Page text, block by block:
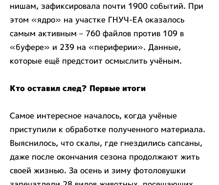
нишам, зафиксировала почти 1900 событий. При
этом «ядро» на участке ГНУЧ-ЕА оказалось
самым активным – 760 файлов против 109 в
«буфере» и 239 на «периферии». Данные,
которые ещё предстоит осмыслить учёным.
Кто оставил след? Первые итоги
Самое интересное началось, когда учёные
приступили к обработке полученного материала.
Выяснилось, что скалы, где гнездились сапсаны,
даже после окончания сезона продолжают жить
своей жизнью. За осень и зиму фотоловушки